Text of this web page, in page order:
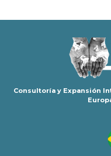
Consultoría y Expansión